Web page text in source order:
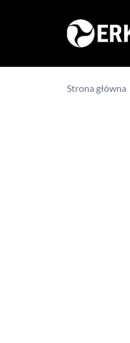
Strona główna